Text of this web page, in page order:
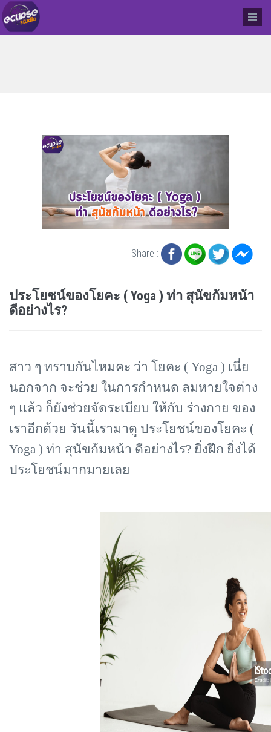
Share :
ประโยชน์ของโยคะ ( Yoga ) ท่า สุนัขก้มหน้า
ดีอย่างไร?
สาว ๆ ทราบกันไหมคะ ว่า โยคะ ( Yoga ) เนี่ย
นอกจาก จะช่วย ในการกำหนด ลมหายใจต่าง
ๆ แล้ว ก็ยังช่วยจัดระเบียบ ให้กับ ร่างกาย ของ
เราอีกด้วย วันนี้เรามาดู ประโยชน์ของโยคะ (
Yoga ) ท่า สุนัขก้มหน้า ดีอย่างไร? ยิ่งฝึก ยิ่งได้
ประโยชน์มากมายเลย